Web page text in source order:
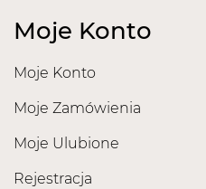
Moje Konto
Moje Konto
Moje Zamówienia
Moje Ulubione
Rejestracja